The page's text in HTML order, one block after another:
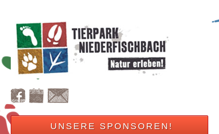
UNSERE SPONSOREN!